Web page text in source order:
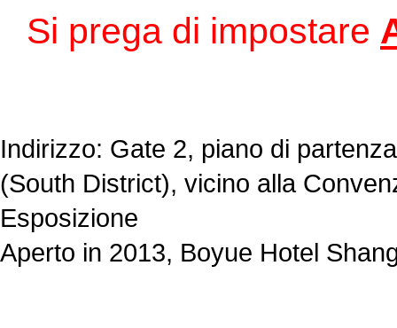
Si prega di impostare
Indirizzo: Gate 2, piano di
(South District), vicino alla
Esposizione
Aperto in 2013, Boyue Hotel